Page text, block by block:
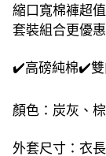
縮口寬棉褲超
套裝組合更優
✔️高磅純棉✔️
顏色：炭灰、
外套尺寸：衣